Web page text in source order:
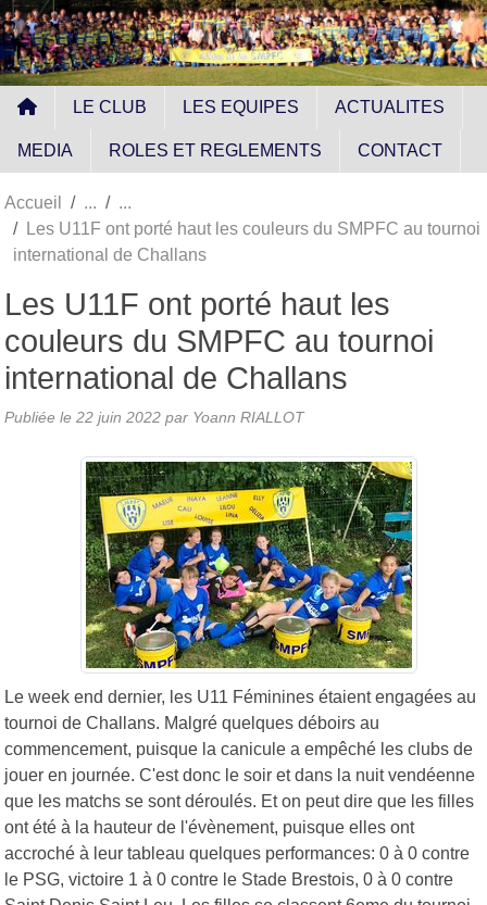
LE CLUB LES EQUIPES ACTUALITES
MEDIA ROLES ET REGLEMENTS CONTACT
Accueil
Les U11F ont porté haut les couleurs du SMPFC au tournoi
international de Challans
Les U11F ont porté haut les
couleurs du SMPFC au tournoi
international de Challans
Publiée le 22 juin 2022 par Yoann RIALLOT
Le week end dernier, les U11 Féminines étaient engagées au
tournoi de Challans. Malgré quelques déboirs au
commencement, puisque la canicule a empêché les clubs de
jouer en journée. C'est donc le soir et dans la nuit vendéenne
que les matchs se sont déroulés. Et on peut dire que les filles
ont été à la hauteur de l'évènement, puisque elles ont
accroché à leur tableau quelques performances: 0 à 0 contre
le PSG, victoire 1 à 0 contre le Stade Brestois, 0 à 0 contre
Panneau de gestion des cookies